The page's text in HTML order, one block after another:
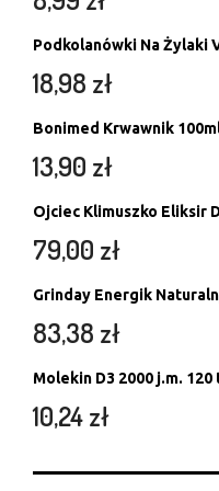
Podkolanówki Na Żylaki
18,98 zł
Bonimed Krwawnik
13,90 zł
Ojciec Klimuszko Eliksir
79,00 zł
Grinday Energik
83,38 zł
Molekin D3 2000 j.m.
10,24zł